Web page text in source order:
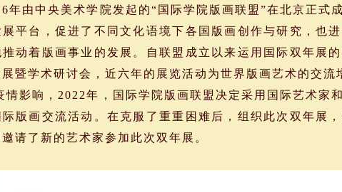
由中央美术学院发起的“国际学院版画联盟”在北京正式
平台，促进了不同文化语境下各国版画创作与研究，也
动着版画事业的发展。自联盟成立以来运用国际双年展
暨学术研讨会，近六年的展览活动为世界版画艺术的交流
影响，2022年，国际学院版画联盟决定采用国际艺术家
际版画交流活动。在克服了重重困难后，组织此次双年展
请了新的艺术家参加此次双年展。